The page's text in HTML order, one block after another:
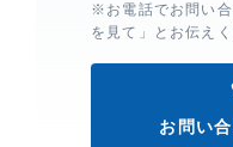
※お電話でお問い
を見て」とお伝えく
お問い